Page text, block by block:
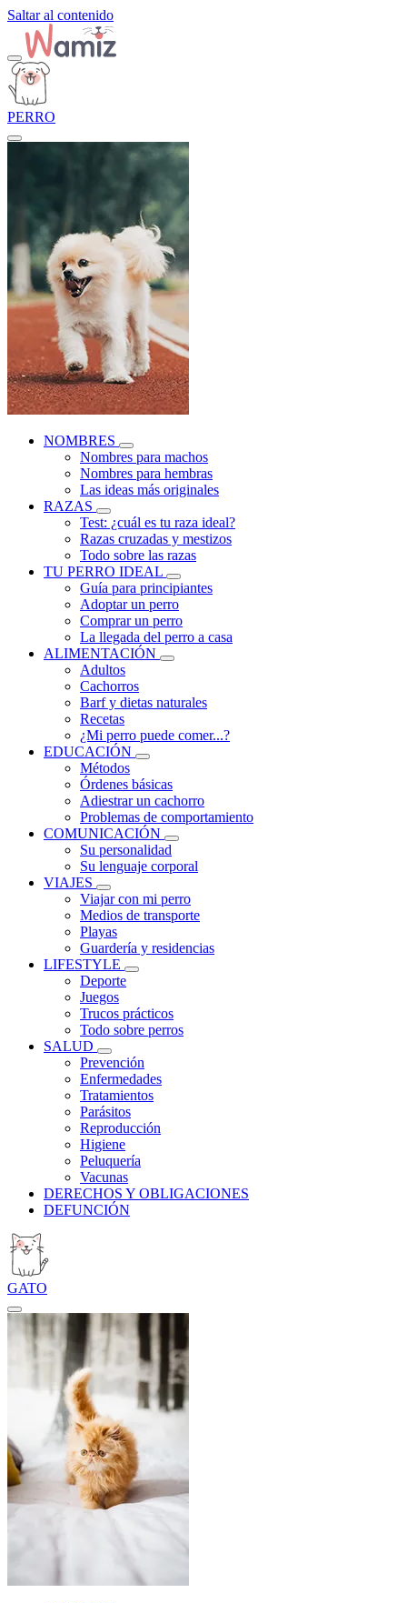
Saltar al contenido
PERRO
NOMBRES
Nombres para machos
Nombres para hembras
Las ideas más originales
RAZAS
Test: ¿cuál es tu raza ideal?
Razas cruzadas y mestizos
Todo sobre las razas
TU PERRO IDEAL
Guía para principiantes
Adoptar un perro
Comprar un perro
La llegada del perro a casa
ALIMENTACIÓN
Adultos
Cachorros
Barf y dietas naturales
Recetas
¿Mi perro puede comer...?
EDUCACIÓN
Métodos
Órdenes básicas
Adiestrar un cachorro
Problemas de comportamiento
COMUNICACIÓN
Su personalidad
Su lenguaje corporal
VIAJES
Viajar con mi perro
Medios de transporte
Playas
Guardería y residencias
LIFESTYLE
Deporte
Juegos
Trucos prácticos
Todo sobre perros
SALUD
Prevención
Enfermedades
Tratamientos
Parásitos
Reproducción
Higiene
Peluquería
Vacunas
DERECHOS Y OBLIGACIONES
DEFUNCIÓN
GATO